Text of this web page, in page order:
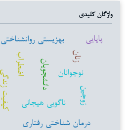
واژگان کلیدی
اضطراب دانشجویان کیفیت زندگی نوجوانان
بهزیستی روانشناختی
زنان
درمان شناختی رفتاری
ناگویی هیجانی زوجین
پایایی